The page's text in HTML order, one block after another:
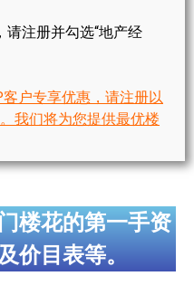
注册并勾选“地产经
户专享优惠，请注册以
我们将为您提供最优楼
楼花的第一手资
价目表等。